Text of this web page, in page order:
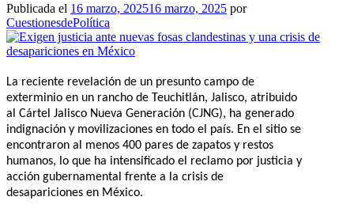
Publicada el 16 marzo, 202516 marzo, 2025 por
CuestionesdePolítica
La reciente revelación de un presunto campo de
exterminio en un rancho de Teuchitlán, Jalisco, atribuido
al Cártel Jalisco Nueva Generación (CJNG), ha generado
indignación y movilizaciones en todo el país. En el sitio se
encontraron al menos 400 pares de zapatos y restos
humanos, lo que ha intensificado el reclamo por justicia y
acción gubernamental frente a la crisis de
desapariciones en México.